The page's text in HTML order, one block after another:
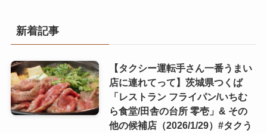
新着記事
【タクシー運転手さん一番うまい
店に連れてって】茨城県つくば
「レストラン フライパン/いちむ
ら食堂/田舎の台所 零壱」& その
他の候補店（2026/1/29）#タクう